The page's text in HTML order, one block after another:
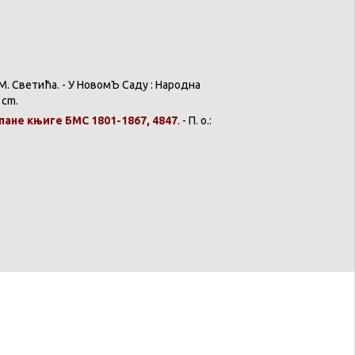
Светића. - УНовомЪ Саду: Народна
књиге БМС 1801-1867, 4847. - П. о.: